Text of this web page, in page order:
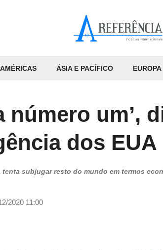
AMÉRICAS ÁSIA E PACÍFICO EUROPA
número um’,
dos EUA
subjugar resto do mundo em termos
2020 11:00